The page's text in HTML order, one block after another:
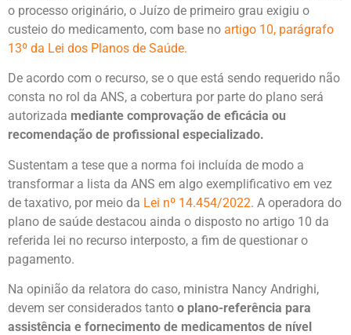
o processo originário, o Juízo de primeiro grau exigiu o
custeio do medicamento, com base no artigo 10, parágrafo
13º da Lei dos Planos de Saúde.
De acordo com o recurso, se o que está sendo requerido não
consta no rol da ANS, a cobertura por parte do plano será
autorizada mediante comprovação de eficácia ou
recomendação de profissional especializado.
Sustentam a tese que a norma foi incluída de modo a
transformar a lista da ANS em algo exemplificativo em vez
de taxativo, por meio da Lei nº 14.454/2022. A operadora do
plano de saúde destacou ainda o disposto no artigo 10 da
referida lei no recurso interposto, a fim de questionar o
pagamento.
Na opinião da relatora do caso, ministra Nancy Andrighi,
devem ser considerados tanto o plano-referência para
assistência e fornecimento de medicamentos de nível